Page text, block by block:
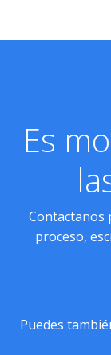
Es
Contactanos
proceso,
Puedes